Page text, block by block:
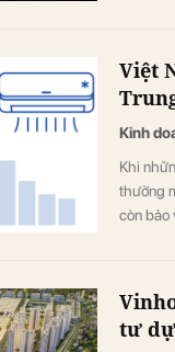
Việt
Kinh
Khi
thường
còn bảo
tư dự